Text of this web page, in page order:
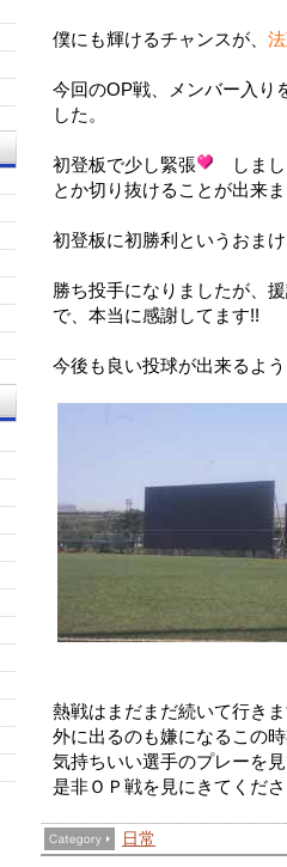
僕にも輝けるチャンスが、
今回のOP戦、メンバー入り
した。
初登板で少し緊張
しまし
とか切り抜けることが出来
初登板に初勝利というおま
勝ち投手になりましたが、
で、本当に感謝してます!!
今後も良い投球が出来るよ
熱戦はまだまだ続いて行き
外に出るのも嫌になるこの
気持ちいい選手のプレーを
是非ＯＰ戦を見にきてくだ
日常